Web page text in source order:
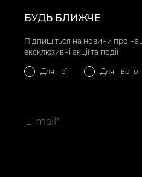
БУДЬ БЛИЖЧЕ
Підпишіться на новини про
ексклюзивні акції та події
Для неї Для нього